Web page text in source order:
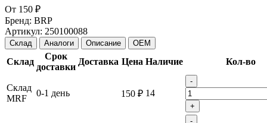
От 150 ₽
Бренд: BRP
Артикул: 250100088
Склад Аналоги Описание OEM
Склад
Срок
доставки
Доставка Цена Наличие Кол-во
Склад
MRF
0-1 день 150 ₽ 14
-
+
-